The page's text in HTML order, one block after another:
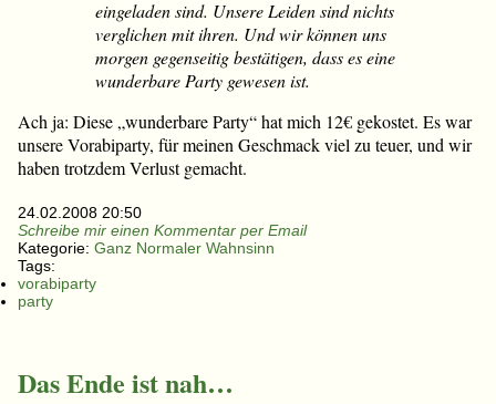
eingeladen sind. Unsere Leiden sind nichts
verglichen mit ihren. Und wir können uns
morgen gegenseitig bestätigen, dass es eine
wunderbare Party gewesen ist.
Ach ja: Diese „wunderbare Party“ hat mich 12€ gekostet. Es war
unsere Vorabiparty, für meinen Geschmack viel zu teuer, und wir
haben trotzdem Verlust gemacht.
24.02.2008 20:50
Schreibe mir einen Kommentar per Email
Kategorie: Ganz Normaler Wahnsinn
Tags:
vorabiparty
party
Das Ende ist nah…